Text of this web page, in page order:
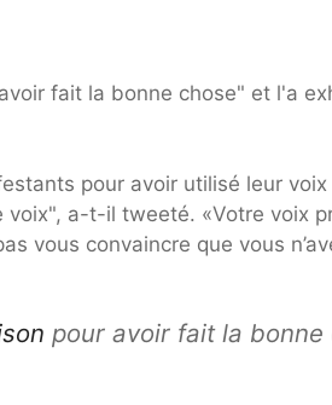
fait la bonne chose" et l'a
pour avoir utilisé leur
a-t-il tweeté. «Votre voix
vous convaincre que vous
pour avoir fait la bonne